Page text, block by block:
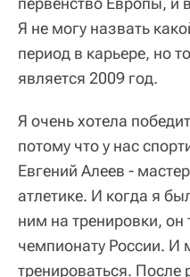
Я не могу назвать
период в карьере, но
является 2009 год.
Я очень хотела
потому что у нас
Евгений Алеев -
атлетике. И когда я
ним на тренировки, он
чемпионату России. И
тренироваться.